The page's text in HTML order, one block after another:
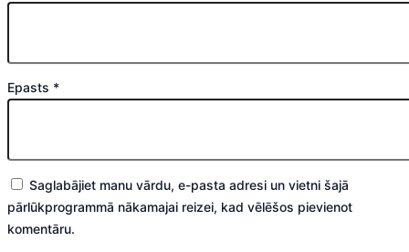
Epasts *
Saglabājiet manu vārdu, e-pasta adresi un vietni šajā
pārlūkprogrammā nākamajai reizei, kad vēlēšos pievienot
komentāru.